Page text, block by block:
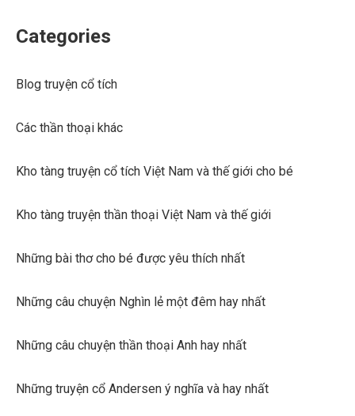
Categories
Blog truyện cổ tích
Các thần thoại khác
Kho tàng truyện cổ tích Việt Nam và thế giới cho bé
Kho tàng truyện thần thoại Việt Nam và thế giới
Những bài thơ cho bé được yêu thích nhất
Những câu chuyện Nghìn lẻ một đêm hay nhất
Những câu chuyện thần thoại Anh hay nhất
Những truyện cổ Andersen ý nghĩa và hay nhất